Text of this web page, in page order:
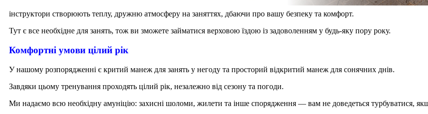
інструктори створюють теплу, дружню атмосферу на заняттях, дбаючи про вашу безпеку та комфорт.
Тут є все необхідне для занять, тож ви зможете займатися верховою їздою із задоволенням у будь-яку пору року.
Комфортні умови цілий рік
У нашому розпорядженні є критий манеж для занять у негоду та просторий відкритий манеж для сонячних днів.
Завдяки цьому тренування проходять цілий рік, незалежно від сезону та погоди.
Ми надаємо всю необхідну амуніцію: захисні шоломи, жилети та інше спорядження — вам не доведеться турбуватися,